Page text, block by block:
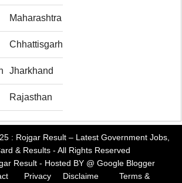
Maharashtra
Chhattisgarh
Jharkhand
Rajasthan
: Rojgar Result – Latest Government Jobs,
& Results- All Rights Reserved
Result- Hosted BY @ Google Blogger
Privacy Disclaime Terms &